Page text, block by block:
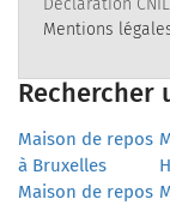
Mentions
Rechercher
Maison de repos
à Bruxelles
Maison de repos